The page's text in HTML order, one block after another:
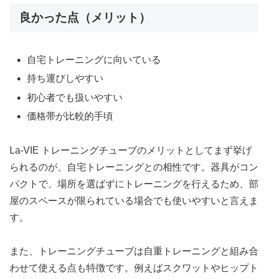
良かった点（メリット）
自宅トレーニングに向いている
持ち運びしやすい
初心者でも扱いやすい
価格帯が比較的手頃
La-VIE トレーニングチューブのメリットとしてまず挙げ
られるのが、自宅トレーニングとの相性です。器具がコン
パクトで、場所を選ばずにトレーニングを行えるため、部
屋のスペースが限られている場合でも使いやすいと言えま
す。
また、トレーニングチューブは自重トレーニングと組み合
わせて使える点も特徴です。例えばスクワットやヒップト